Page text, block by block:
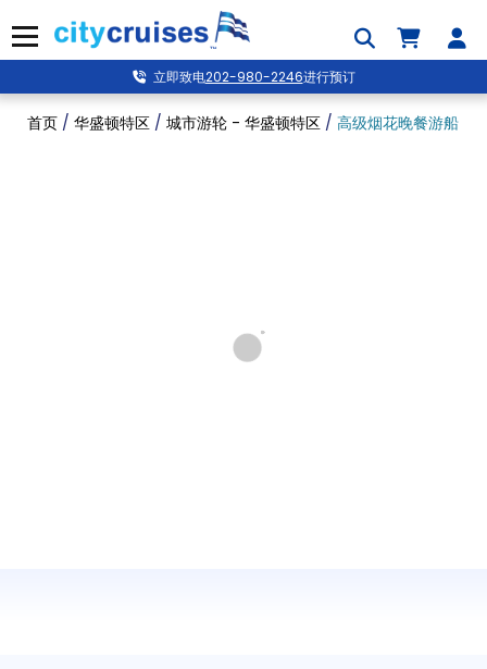
菜单
立即致电202-980-2246进行预订
首页 / 华盛顿特区 / 城市游轮 - 华盛顿特区 / 高级烟花晚餐游船